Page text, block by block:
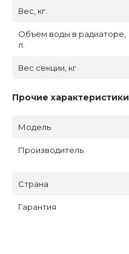
Вес, кг.
Объем воды в радиаторе,
л.
Вес секции, кг
Прочие характеристики
Модель
Производитель
Страна
Гарантия